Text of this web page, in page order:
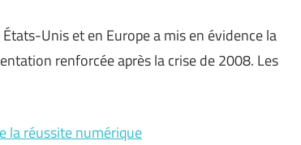
Unis et en Europe a mis en évidence la
renforcée après la crise de 2008. Les
la réussite numérique